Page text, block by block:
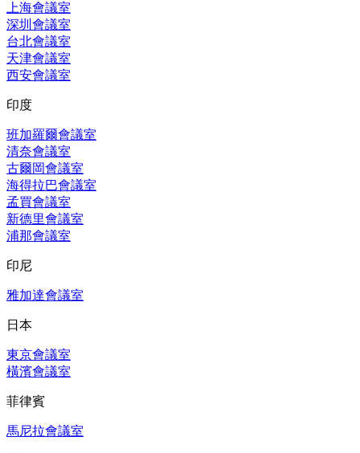
上海會議室
深圳會議室
台北會議室
天津會議室
西安會議室
印度
班加羅爾會議室
清奈會議室
古爾岡會議室
海得拉巴會議室
孟買會議室
新德里會議室
浦那會議室
印尼
雅加達會議室
日本
東京會議室
橫濱會議室
菲律賓
馬尼拉會議室